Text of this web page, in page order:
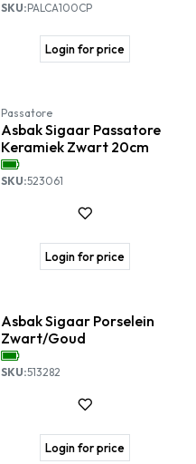
SKU:PALCA100CP
Login for price
Passatore
Asbak Sigaar Passatore
Keramiek Zwart 20cm
SKU:523061
Login for price
Asbak Sigaar Porselein
Zwart/Goud
SKU:513282
Login for price